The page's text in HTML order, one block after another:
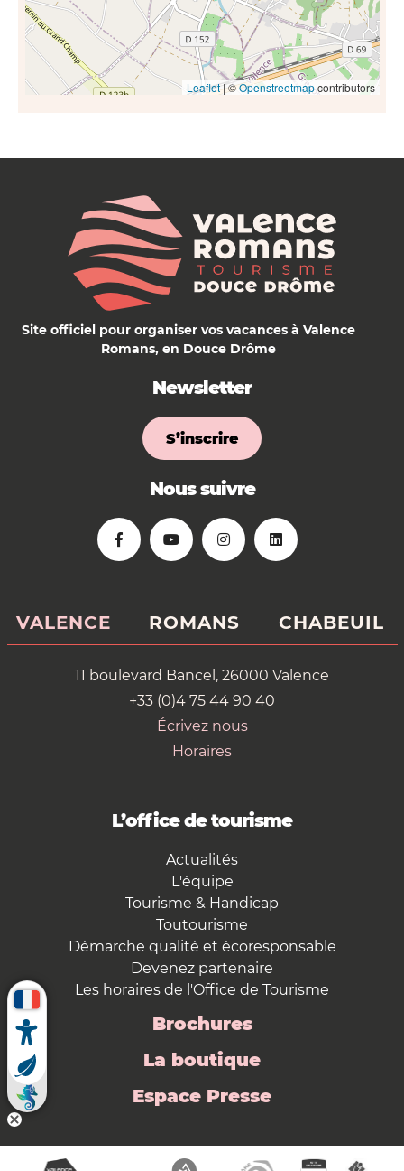
Leaflet| ©Openstreetmapcontributors
Site officiel pour organiser vos vacances à Valence
Romans, en Douce Drôme
Newsletter
S’inscrire
Nous suivre
VALENCE ROMANS CHABEUIL
11 boulevard Bancel, 26000 Valence
+33 (0)4 75 44 90 40
Écrivez nous
Horaires
L’office de tourisme
Actualités
L'équipe
Tourisme & Handicap
Toutourisme
Démarche qualité et écoresponsable
Devenez partenaire
Les horaires de l'Office de Tourisme
Brochures
La boutique
Espace Presse